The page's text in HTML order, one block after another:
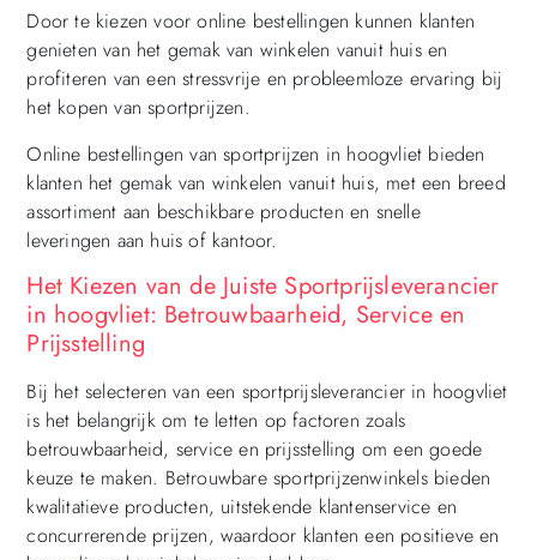
Door te kiezen voor online bestellingen kunnen klanten
genieten van het gemak van winkelen vanuit huis en
profiteren van een stressvrije en probleemloze ervaring bij
het kopen van sportprijzen.
Online bestellingen van sportprijzen in hoogvliet bieden
klanten het gemak van winkelen vanuit huis, met een breed
assortiment aan beschikbare producten en snelle
leveringen aan huis of kantoor.
Het Kiezen van de Juiste Sportprijsleverancier
in hoogvliet: Betrouwbaarheid, Service en
Prijsstelling
Bij het selecteren van een sportprijsleverancier in hoogvliet
is het belangrijk om te letten op factoren zoals
betrouwbaarheid, service en prijsstelling om een goede
keuze te maken. Betrouwbare sportprijzenwinkels bieden
kwalitatieve producten, uitstekende klantenservice en
concurrerende prijzen, waardoor klanten een positieve en